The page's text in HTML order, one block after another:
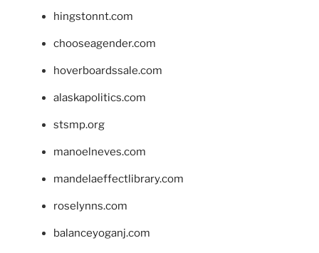
hingstonnt.com
chooseagender.com
hoverboardssale.com
alaskapolitics.com
stsmp.org
manoelneves.com
mandelaeffectlibrary.com
roselynns.com
balanceyoganj.com